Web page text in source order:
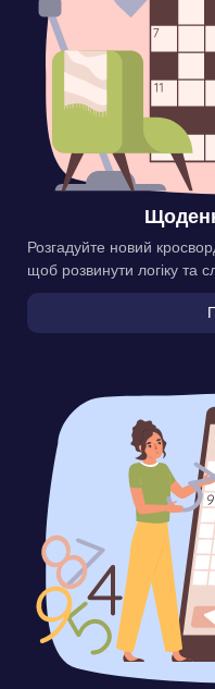
Розгадуйте новий
щоб розвинути логіку та